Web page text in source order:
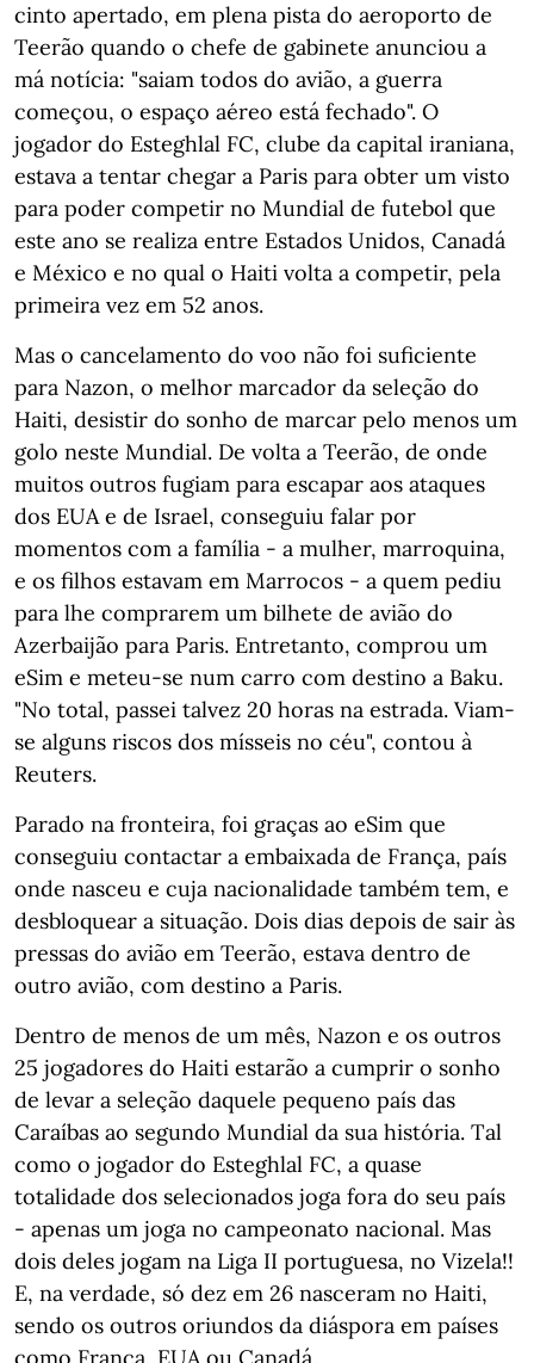
cinto apertado, em plena pista do aeroporto de
Teerão quando o chefe de gabinete anunciou a
má notícia: "saiam todos do avião, a guerra
começou, o espaço aéreo está fechado". O
jogador do Esteghlal FC, clube da capital iraniana,
estava a tentar chegar a Paris para obter um visto
para poder competir no Mundial de futebol que
este ano se realiza entre Estados Unidos, Canadá
e México e no qual o Haiti volta a competir, pela
primeira vez em 52 anos.
Mas o cancelamento do voo não foi suficiente
para Nazon, o melhor marcador da seleção do
Haiti, desistir do sonho de marcar pelo menos um
golo neste Mundial. De volta a Teerão, de onde
muitos outros fugiam para escapar aos ataques
dos EUA e de Israel, conseguiu falar por
momentos com a família - a mulher, marroquina,
e os filhos estavam em Marrocos - a quem pediu
para lhe comprarem um bilhete de avião do
Azerbaijão para Paris. Entretanto, comprou um
eSim e meteu-se num carro com destino a Baku.
"No total, passei talvez 20 horas na estrada. Viam-
se alguns riscos dos mísseis no céu", contou à
Reuters.
Parado na fronteira, foi graças ao eSim que
conseguiu contactar a embaixada de França, país
onde nasceu e cuja nacionalidade também tem, e
desbloquear a situação. Dois dias depois de sair às
pressas do avião em Teerão, estava dentro de
outro avião, com destino a Paris.
Dentro de menos de um mês, Nazon e os outros
25 jogadores do Haiti estarão a cumprir o sonho
de levar a seleção daquele pequeno país das
Caraíbas ao segundo Mundial da sua história. Tal
como o jogador do Esteghlal FC, a quase
totalidade dos selecionados joga fora do seu país
- apenas um joga no campeonato nacional. Mas
dois deles jogam na Liga II portuguesa, no Vizela!!
E, na verdade, só dez em 26 nasceram no Haiti,
sendo os outros oriundos da diáspora em países